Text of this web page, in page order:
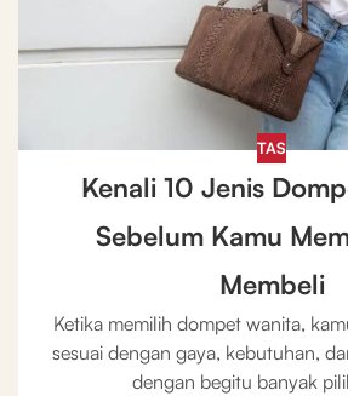
TAS
Kenali 10 Jenis
Sebelum Kamu
Membeli
Ketika memilih dompet wanita,
sesuai dengan gaya, kebutuhan,
dengan begitu banyak